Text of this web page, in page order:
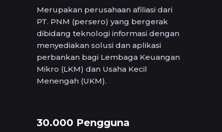
Merupakan perusahaan afiliasi dari
PT. PNM (persero) yang bergerak
dibidang teknologi informasi dengan
menyediakan solusi dan aplikasi
perbankan bagi Lembaga Keuangan
Mikro (LKM) dan Usaha Kecil
Menengah (UKM).
30.000 Pengguna